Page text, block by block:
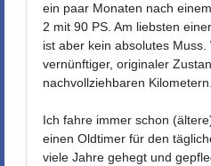
ein paar Monaten nach
2 mit 90 PS. Am liebsten
ist aber kein absolutes
vernünftiger, originaler
nachvollziehbaren Kilometern.
Ich fahre immer schon
einen Oldtimer für den
viele Jahre gehegt und